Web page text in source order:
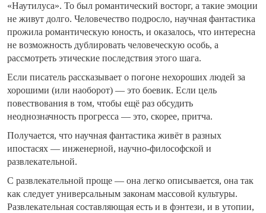
«Наутилуса». То был романтический восторг, а такие эмоции
не живут долго. Человечество подросло, научная фантастика
прожила романтическую юность, и оказалось, что интересна
не возможность дублировать человеческую особь, а
рассмотреть этические последствия этого шага.
Если писатель рассказывает о погоне нехороших людей за
хорошими (или наоборот) — это боевик. Если цель
повествования в том, чтобы ещё раз обсудить
неоднозначность прогресса — это, скорее, притча.
Получается, что научная фантастика живёт в разных
ипостасях — инженерной, научно-философской и
развлекательной.
С развлекательной проще — она легко описывается, она так
как следует универсальным законам массовой культуры.
Развлекательная составляющая есть и в фэнтези, и в утопии,